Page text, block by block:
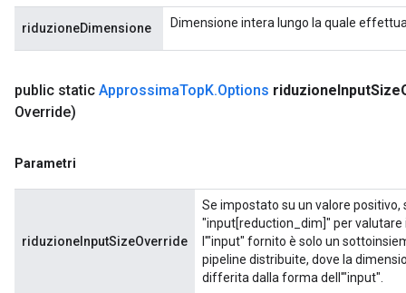
riduzioneDimensione Dimensione intera lungo la quale
public static ApprossimaTopK.Options riduzioneInputSize
Override)
Parametri
riduzioneInputSizeOverride
Se impostato su un valore
"input[reduction_dim]" per valutare
l'"input" fornito è solo un
pipeline distribuite, dove la
differita dalla forma dell'"input".